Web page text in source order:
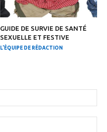
GUIDE DE SURVIE DE SANTÉ
SEXUELLE ET FESTIVE
L'ÉQUIPE DE RÉDACTION
: